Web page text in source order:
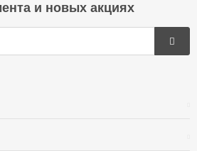
и новых акциях